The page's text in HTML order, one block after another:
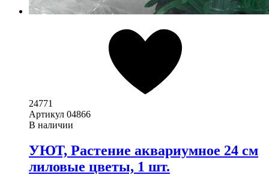
24771
Артикул 04866
В наличии
УЮТ, Растение аквариумное 24 см
лиловые цветы, 1 шт.